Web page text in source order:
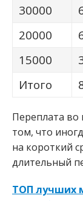
30000
20000
15000
Итого
Переплата во
том, что
на короткий
длительный
ТОП лучших